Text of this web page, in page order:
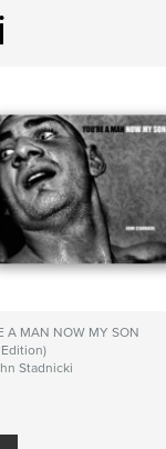
A MAN NOW MY SON
Stadnicki